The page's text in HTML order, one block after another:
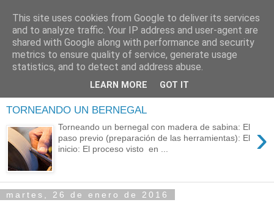
RAFAEL SAIGÍ
Torneado Creativo - La Orotava
TORNEANDO UN BERNEGAL
›
Torneando un bernegal con madera de sabina: El
paso previo (preparación de las herramientas): El
inicio: El proceso visto en ...
martes, 26 de enero de 2016
This site uses cookies from Google to deliver its services
and to analyze traffic. Your IP address and user-agent are
shared with Google along with performance and security
metrics to ensure quality of service, generate usage
statistics, and to detect and address abuse.
LEARN MORE GOT IT